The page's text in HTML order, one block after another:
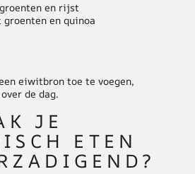
en rijst
en quinoa
eiwitbron toe te voegen,
de dag.
JE
ETEN